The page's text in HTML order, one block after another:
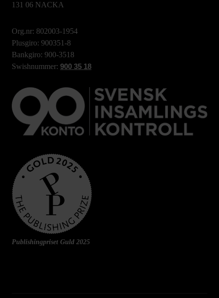
131 06 NACKA
Org.nr: 802003-1954
Plusgiro: 900351-8
Bankgiro: 900-3518
Swishnummer: 900 35 18
Publishingpriset Guld 2025